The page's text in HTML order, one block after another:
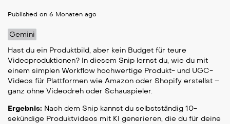
Published on 6 Monaten ago
Gemini
Hast du ein Produktbild, aber kein Budget für teure
Videoproduktionen? In diesem Snip lernst du, wie du mit
einem simplen Workflow hochwertige Produkt- und UGC-
Videos für Plattformen wie Amazon oder Shopify erstellst –
ganz ohne Videodreh oder Schauspieler.
Ergebnis: Nach dem Snip kannst du selbstständig 10-
sekündige Produktvideos mit KI generieren, die du für deine